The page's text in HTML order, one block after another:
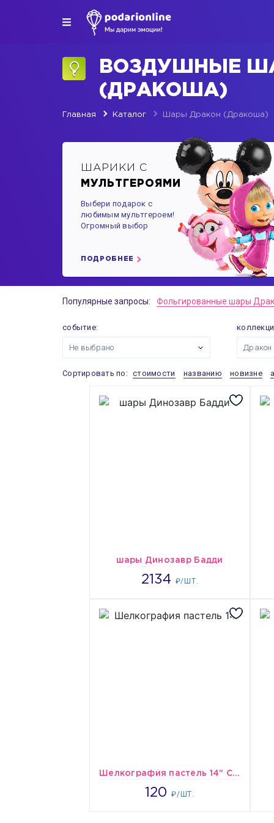
ВОЗДУШНЫЕ
(ДРАКОША)
Главная Каталог Шары Дракон (Дракоша)
ШАРИКИ С
МУЛЬТГЕРОЯМИ
Выбери подарок с
любимым мультгероем!
Огромный выбор
ПОДРОБНЕЕ
Популярные запросы: Фольгированные шары
событие:
Не выбрано
Сортировать по: стоимости названию новизне
шары Динозавр Бадди
2134 ₽/ШТ.
2134
Шелкография пастель 14" С ДР Дракон
120₽/ШТ.
1929